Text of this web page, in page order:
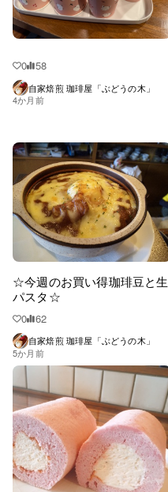
0 58
自家焙煎 珈琲屋「ぶどうの木」
4か月前
☆今週のお買い得珈琲豆と生
パスタ☆
0 62
自家焙煎 珈琲屋「ぶどうの木」
5か月前